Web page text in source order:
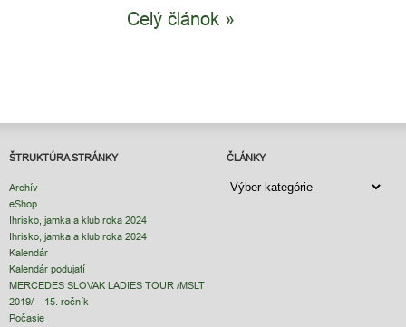
Celý článok »
ŠTRUKTÚRA STRÁNKY
Archív
eShop
Ihrisko, jamka a klub roka 2024
Ihrisko, jamka a klub roka 2024
Kalendár
Kalendár podujatí
MERCEDES SLOVAK LADIES TOUR /MSLT
2019/ – 15. ročník
Počasie
ČLÁNKY
ČLÁNKY